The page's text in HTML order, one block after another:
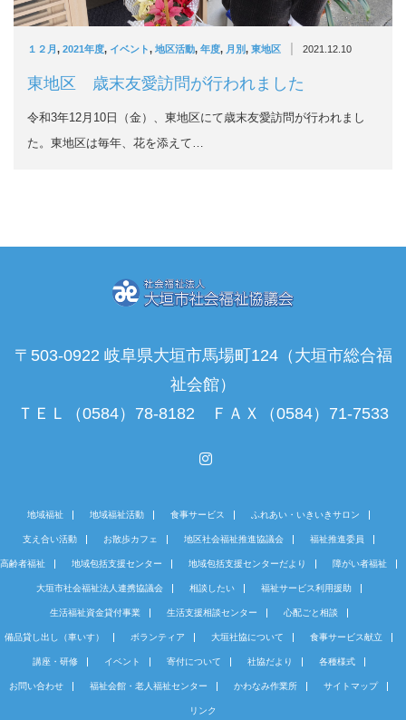
１２月, 2021年度, イベント, 地区活動, 年度, 月別, 東地区 | 2021.12.10
東地区 歳末友愛訪問が行われました
令和3年12月10日（金）、東地区にて歳末友愛訪問が行われまし
た。東地区は毎年、花を添えて…
〒503-0922 岐阜県大垣市馬場町124（大垣市総合福
祉会館）
ＴＥＬ（0584）78-8182 ＦＡＸ（0584）71-7533
地域福祉 地域福祉活動 食事サービス ふれあい・いきいきサロン
支え合い活動 お散歩カフェ 地区社会福祉推進協議会 福祉推進委員
高齢者福祉 地域包括支援センター 地域包括支援センターだより 障がい者福祉
大垣市社会福祉法人連携協議会 相談したい 福祉サービス利用援助
生活福祉資金貸付事業 生活支援相談センター 心配ごと相談
備品貸し出し（車いす） ボランティア 大垣社協について 食事サービス献立
講座・研修 イベント 寄付について 社協だより 各種様式
お問い合わせ 福祉会館・老人福祉センター かわなみ作業所 サイトマップ
リンク